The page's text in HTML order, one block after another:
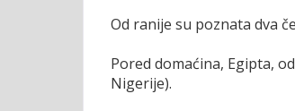
Od ranije su poznata dva
Pored domaćina, Egipta,
Nigerije).